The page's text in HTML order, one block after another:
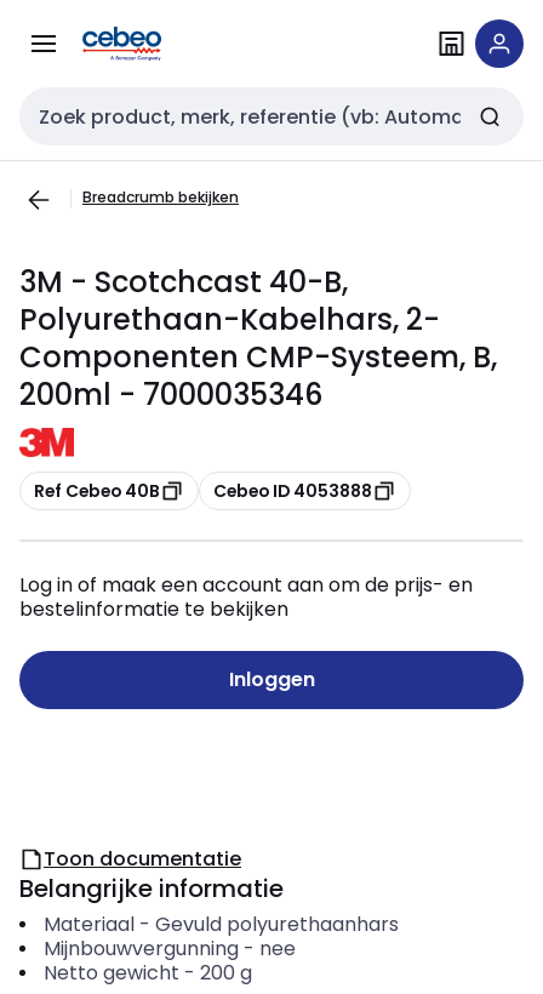
naar
naar
Zoekveld invoer
Breadcrumb bekijken
3M - Scotchcast 40-B,
Polyurethaan-Kabelhars, 2-
Componenten CMP-Systeem, B,
200ml - 7000035346
Kopiëren
Ref Cebeo 40B Kopiëren
Cebeo ID 4053888
Log in of maak een account aan om de prijs- en
bestelinformatie te bekijken
Inloggen
Toon documentatie
Belangrijke informatie
Materiaal- Gevuld polyurethaanhars
Mijnbouwvergunning- nee
Netto gewicht - 200 g